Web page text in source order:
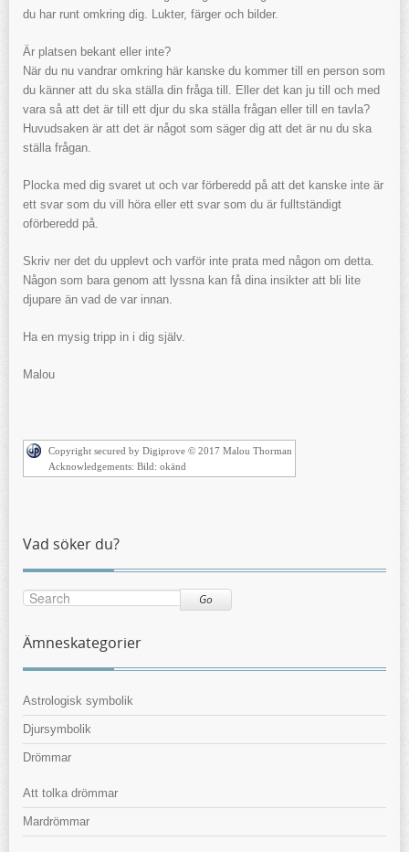
du har runt omkring dig. Lukter, färger och bilder.
Är platsen bekant eller inte?
När du nu vandrar omkring här kanske du kommer till en person som
du känner att du ska ställa din fråga till. Eller det kan ju till och med
vara så att det är till ett djur du ska ställa frågan eller till en tavla?
Huvudsaken är att det är något som säger dig att det är nu du ska
ställa frågan.
Plocka med dig svaret ut och var förberedd på att det kanske inte är
ett svar som du vill höra eller ett svar som du är fulltständigt
oförberedd på.
Skriv ner det du upplevt och varför inte prata med någon om detta.
Någon som bara genom att lyssna kan få dina insikter att bli lite
djupare än vad de var innan.
Ha en mysig tripp in i dig själv.
Malou
Copyright secured by Digiprove © 2017 Malou Thorman
Acknowledgements: Bild: okänd
Vad söker du?
Go
Ämneskategorier
Astrologisk symbolik
Djursymbolik
Drömmar
Att tolka drömmar
Mardrömmar